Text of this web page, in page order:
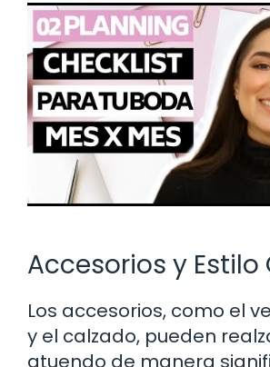
Accesorios y Estilo
Los accesorios, como el
y el calzado, pueden
atuendo de manera